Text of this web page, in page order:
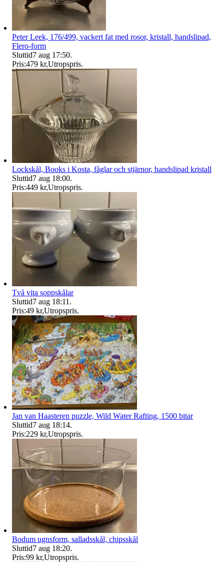
Peter Leek, 176/499, vackert fat med rosor, kristall, handslipad,
Flero-form
Sluttid7 aug 17:50.
Pris:479 kr,Utropspris.
Lockskål, Books i Kosta, fåglar och stjärnor, handslipad kristall
Sluttid7 aug 18:00.
Pris:449 kr,Utropspris.
Två vita soppskålar
Sluttid7 aug 18:11 .
Pris:49 kr,Utropspris.
Jan van Haasteren puzzle, Wild Water Rafting, 1500 bitar
Sluttid7 aug 18:14.
Pris:229 kr,Utropspris.
Bodum ugnsform, salladsskål, chipsskål
Sluttid7 aug 18:20.
Pris:99 kr,Utropspris.